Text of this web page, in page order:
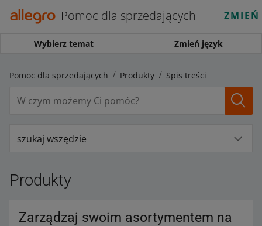
Pomoc dla sprzedających
Wybierz temat Zmień język
Pomoc dla sprzedających Produkty Spis treści
szukaj wszędzie
Produkty
Zarządzaj swoim asortymentem na